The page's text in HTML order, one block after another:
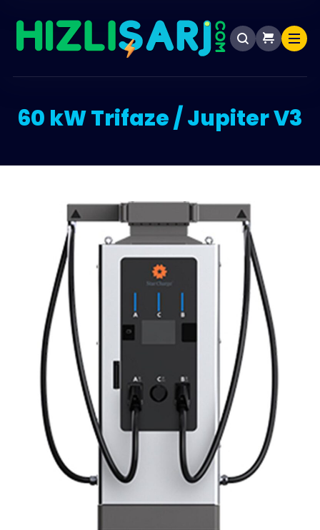
60 kW Trifaze / Jupiter V3